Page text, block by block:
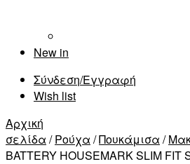
New in
Σύνδεση/Εγγραφή
Wish list
Αρχική
σελίδα /Ρούχα /Πουκάμισα /
BATTERY HOUSEMARK SLIM FIT